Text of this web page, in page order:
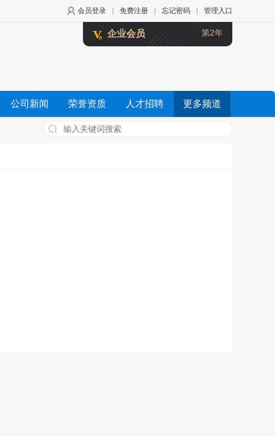
会员登录 免费注册 忘记密码 管理入口
企业会员 第2年
公司新闻 荣誉资质 人才招聘 更多频道